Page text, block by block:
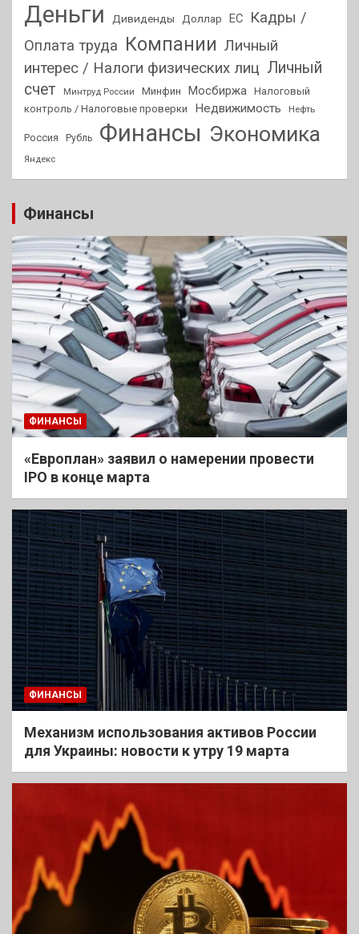
Деньги Дивиденды Доллар ЕС
Кадры /
Оплата труда Компании Личный
интерес / Налоги физических лиц Личный
счет
Минтруд России Минфин Мосбиржа Налоговый
контроль / Налоговые проверки
Недвижимость Нефть
Россия Рубль Финансы Экономика
Яндекс
Финансы
ФИНАНСЫ
«Европлан» заявил о намерении провести
IPO в конце марта
ФИНАНСЫ
Механизм использования активов России
для Украины: новости к утру 19 марта